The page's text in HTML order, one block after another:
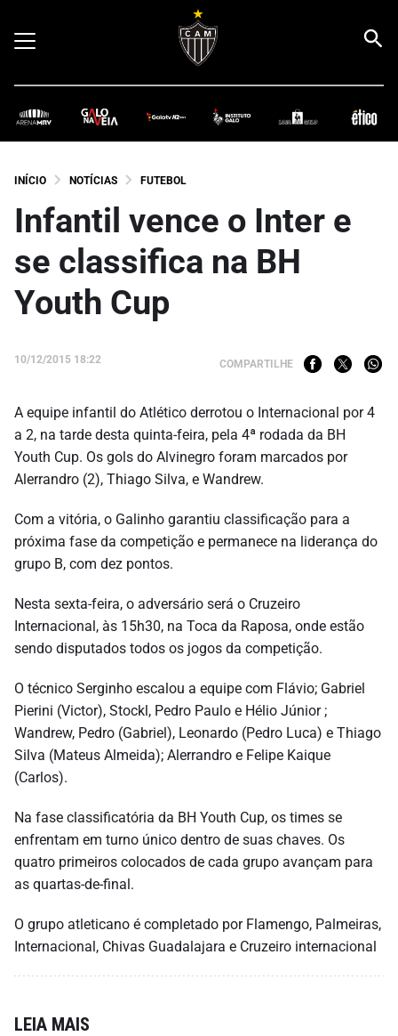
INÍCIO NOTÍCIAS FUTEBOL
Infantil vence o Inter e
se classifica na BH
Youth Cup
10/12/2015 18:22 COMPARTILHE
A equipe infantil do Atlético derrotou o Internacional por 4
a 2, na tarde desta quinta-feira, pela 4ª rodada da BH
Youth Cup. Os gols do Alvinegro foram marcados por
Alerrandro (2), Thiago Silva, e Wandrew.
Com a vitória, o Galinho garantiu classificação para a
próxima fase da competição e permanece na liderança do
grupo B, com dez pontos.
Nesta sexta-feira, o adversário será o Cruzeiro
Internacional, às 15h30, na Toca da Raposa, onde estão
sendo disputados todos os jogos da competição.
O técnico Serginho escalou a equipe com Flávio; Gabriel
Pierini (Victor), Stockl, Pedro Paulo e Hélio Júnior ;
Wandrew, Pedro (Gabriel), Leonardo (Pedro Luca) e Thiago
Silva (Mateus Almeida); Alerrandro e Felipe Kaique
(Carlos).
Na fase classificatória da BH Youth Cup, os times se
enfrentam em turno único dentro de suas chaves. Os
quatro primeiros colocados de cada grupo avançam para
as quartas-de-final.
O grupo atleticano é completado por Flamengo, Palmeiras,
Internacional, Chivas Guadalajara e Cruzeiro internacional
LEIA MAIS